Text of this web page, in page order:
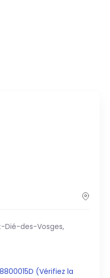
Dié-des-Vosges,
(Vérifiez la